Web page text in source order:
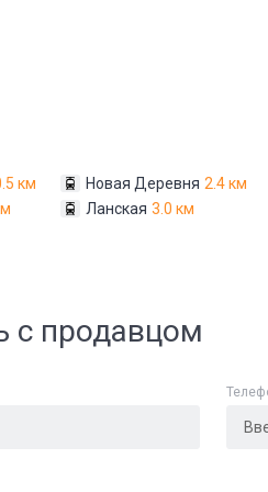
км
Новая Деревня 2.4 км
Ланская 3.0 км
с продавцом